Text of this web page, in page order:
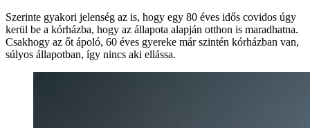
Szerinte gyakori jelenség az is, hogy egy 80 éves idős covidos úgy
kerül be a kórházba, hogy az állapota alapján otthon is maradhatna.
Csakhogy az őt ápoló, 60 éves gyereke már szintén kórházban van,
súlyos állapotban, így nincs aki ellássa.